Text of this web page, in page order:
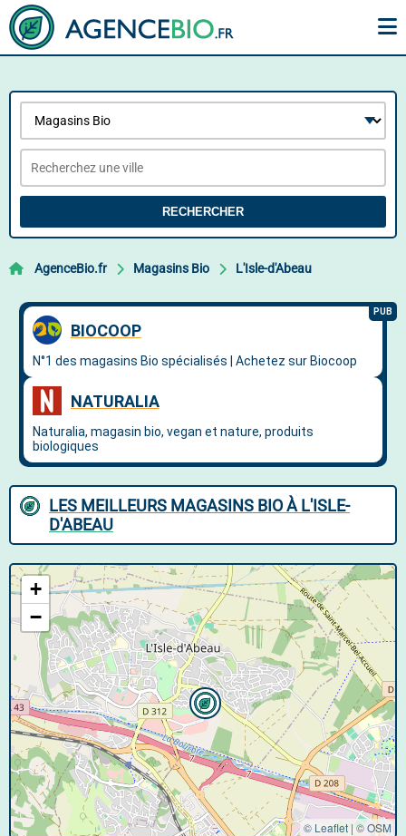
RECHERCHER
AgenceBio.fr Magasins Bio L'Isle-d'Abeau
LES MEILLEURS MAGASINS BIO À L'ISLE-
D'ABEAU
+
−
© Leaflet |©OSM